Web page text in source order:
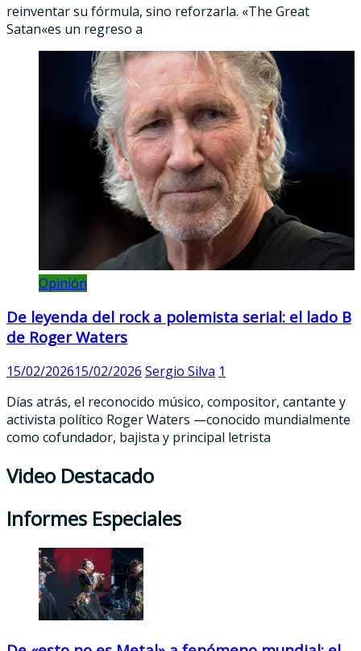
reinventar su fórmula, sino reforzarla. «The Great
Satan«es un regreso a
Opinión
De leyenda del rock a polemista serial: el lado B
de Roger Waters
15/02/202615/02/2026 Sergio Silva 1
Días atrás, el reconocido músico, compositor, cantante y
activista político Roger Waters —conocido mundialmente
como cofundador, bajista y principal letrista
Video Destacado
Informes Especiales